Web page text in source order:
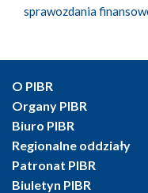
sprawozdania
O PIBR
Organy PIBR
Biuro PIBR
Regionalne oddziały
Patronat PIBR
Biuletyn PIBR